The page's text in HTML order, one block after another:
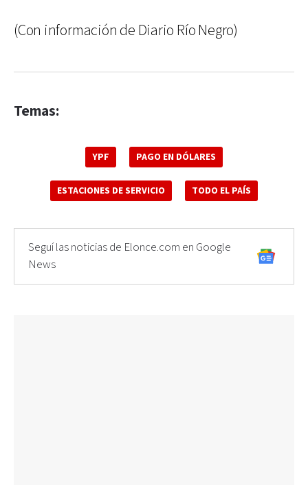
(Con información de Diario Río Negro)
Temas:
YPF PAGO EN DÓLARES
ESTACIONES DE SERVICIO TODO EL PAÍS
Seguí las noticias de Elonce.com en Google
News